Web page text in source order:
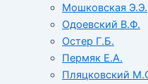
Мошковская Э.Э.
Одоевский В.Ф.
Остер Г.Б.
Пермяк Е.А.
Пляцковский